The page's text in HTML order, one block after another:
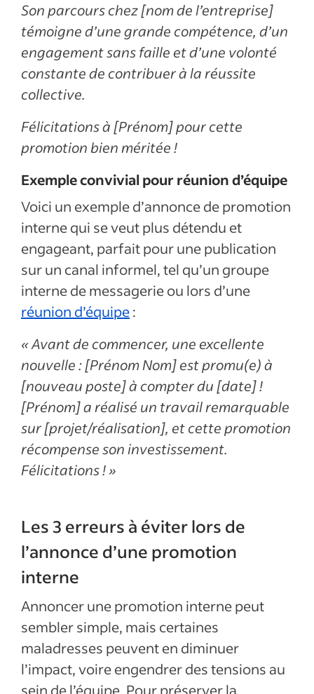
Son parcours chez [nom de l’entreprise]
témoigne d’une grande compétence, d’un
engagement sans faille et d’une volonté
constante de contribuer à la réussite
collective.
Félicitations à [Prénom] pour cette
promotion bien méritée !
Exemple convivial pour réunion d’équipe
Voici un exemple d’annonce de promotion
interne qui se veut plus détendu et
engageant, parfait pour une publication
sur un canal informel, tel qu’un groupe
interne de messagerie ou lors d’une
réunion d’équipe:
« Avant de commencer, une excellente
nouvelle : [Prénom Nom] est promu(e) à
[nouveau poste] à compter du [date] !
[Prénom] a réalisé un travail remarquable
sur [projet/réalisation], et cette promotion
récompense son investissement.
Félicitations ! »
Les 3 erreurs à éviter lors de
l’annonce d’une promotion
interne
Annoncer une promotion interne peut
sembler simple, mais certaines
maladresses peuvent en diminuer
l’impact, voire engendrer des tensions au
sein de l’équipe. Pour préserver la